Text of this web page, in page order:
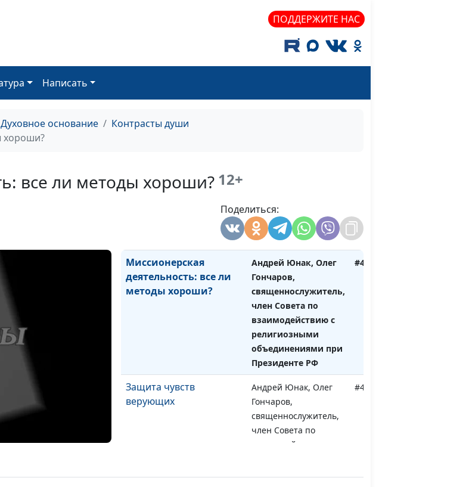
ПОДДЕРЖИТЕ НАС
Написать
Духовное основание
Контрасты души
хороши?
все ли методы хороши? 12+
Поделиться:
Андрей Юнак, Олег
Гончаров,
священнослужитель,
член Совета по
объединениями при
#456
религиозными
объединениями при
Президенте РФ
Миссионерская
деятельность: все ли
методы хороши?
Андрей Юнак, Олег
Гончаров,
священнослужитель,
член Совета по
взаимодействию с
религиозными
объединениями при
Президенте РФ
#454
Защита чувств
верующих
Андрей Юнак, Олег
Гончаров,
священнослужитель,
член Совета по
взаимодействию с
#453